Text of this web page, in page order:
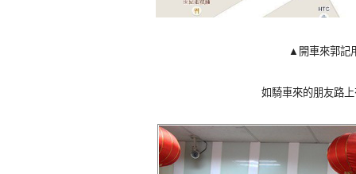
▲開車來郭記
如騎車來的朋友路